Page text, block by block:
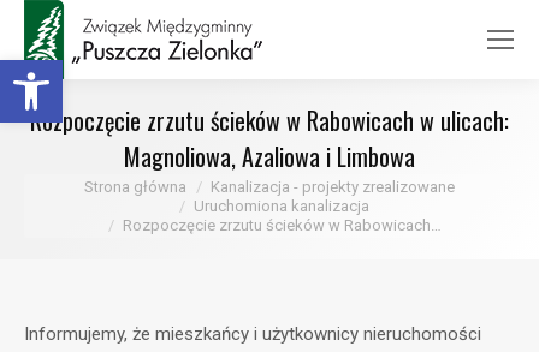
Otwórz pasek narzędzi
Rozpoczęcie zrzutu ścieków w Rabowicach w ulicach:
Magnoliowa, Azaliowa i Limbowa
Jesteś tutaj:Strona główna
Kanalizacja - projekty zrealizowane
Uruchomiona kanalizacja
Rozpoczęcie zrzutu ścieków w Rabowicach…
Informujemy, że mieszkańcy i użytkownicy nieruchomości